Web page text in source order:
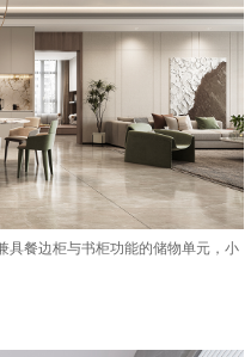
具餐边柜与书柜功能的储物单元，小